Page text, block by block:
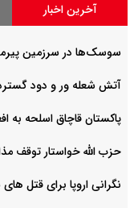
آخرین اخبار
سوسک‌ها در سرزمین
آتش شعله ور و دود
پاکستان قاچاق اسلحه به
حزب الله خواستار توقف
نگرانی اروپا برای قتل